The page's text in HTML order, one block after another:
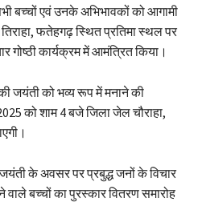
बच्चों एवं उनके अभिभावकों को आगामी
फतेहगढ़ स्थित प्रतिमा स्थल पर
गोष्ठी कार्यक्रम में आमंत्रित किया।
की जयंती को भव्य रूप में मनाने की
को शाम 4 बजे जिला जेल चौराहा,
के अवसर पर प्रबुद्ध जनों के विचार
वाले बच्चों का पुरस्कार वितरण समारोह